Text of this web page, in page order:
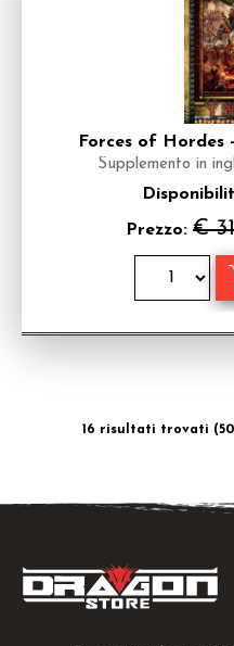
Forces of Hordes
Supplemento in
Prezzo: €
16 risultati trovati